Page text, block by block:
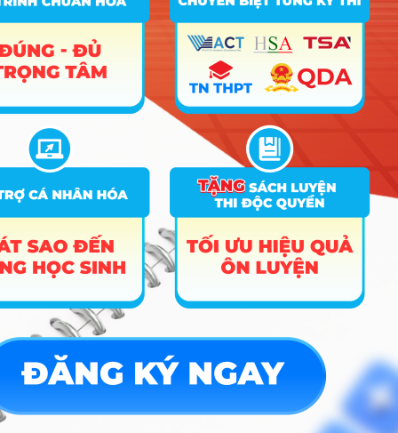
10
Ngôn ngữ Hàn Quốc (Cơ
sở đào tạo Đà Nẵng)
C00; C03; C04; D01;
D10; D14; X02; X70;
tuyển
tuyển
C00; C03; C04; D01;
D10; D14; X02; X70;
X78
18 6
tuyển
hợp xét
C00; C03; C04; D01;
D10; D14; X02; X70;
X78
18 6 6
theo tổ
11
Văn học (Cơ sở đào tạo Đà
Nẵng)
C00; C03; C04; D01;
D14; D15; X70; X78
18
Xét
theo tổ
tuyển
6
tuyển
theo tổ
tuyển